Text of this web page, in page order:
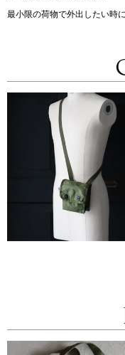
最小限の荷物で外出したい時